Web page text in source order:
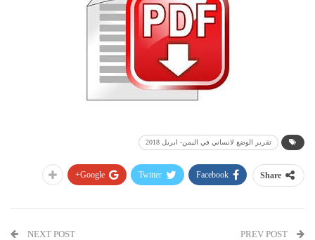
تقرير الوضع لانساني في اليمن- ابريل 2018
Share
Facebook
Twitter
Google+
NEXT POST